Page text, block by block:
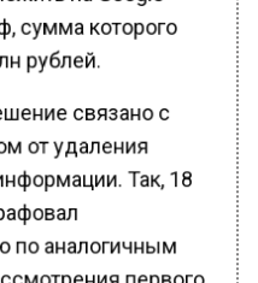
сумма которого
рублей.
связано с
от удаления
Так, 18
по аналогичным
первого